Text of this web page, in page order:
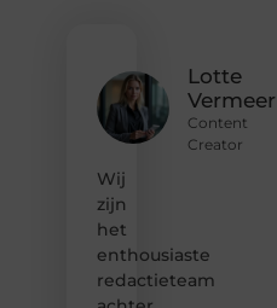
Lotte
Vermeer
Content
Creator
Wij
zijn
het
enthousiaste
redactieteam